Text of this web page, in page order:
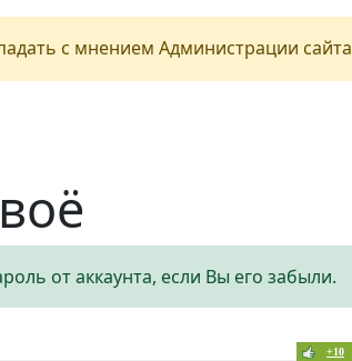
с мнением Администрации сайта
от аккаунта, если Вы его забыли.
+10